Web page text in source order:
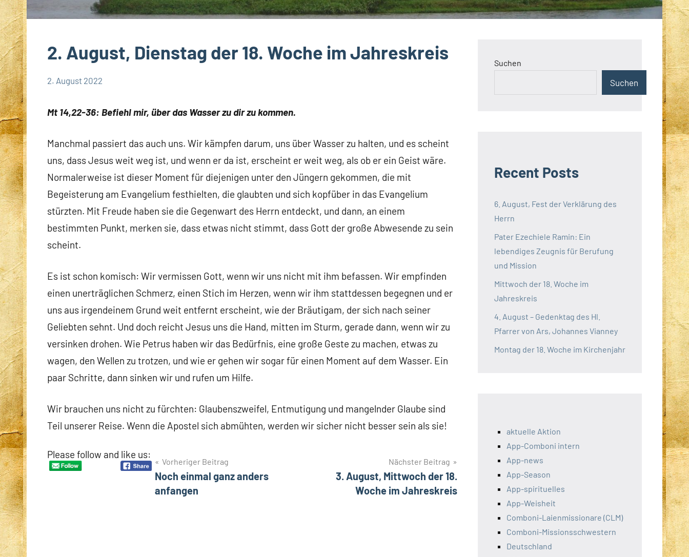
2. August, Dienstag der 18. Woche im Jahreskreis
App-
2. August 2022
Hubert
Mt 14,22-36: Befiehl mir, über das Wasser zu dir zu kommen.
Manchmal passiert das auch uns. Wir kämpfen darum, uns über Wasser zu halten, und es scheint
uns, dass Jesus weit weg ist, und wenn er da ist, erscheint er weit weg, als ob er ein Geist wäre.
Normalerweise ist dieser Moment für diejenigen unter den Jüngern gekommen, die mit
Begeisterung am Evangelium festhielten, die glaubten und sich kopfüber in das Evangelium
stürzten. Mit Freude haben sie die Gegenwart des Herrn entdeckt, und dann, an einem
bestimmten Punkt, merken sie, dass etwas nicht stimmt, dass Gott der große Abwesende zu sein
scheint.
Es ist schon komisch: Wir vermissen Gott, wenn wir uns nicht mit ihm befassen. Wir empfinden
einen unerträglichen Schmerz, einen Stich im Herzen, wenn wir ihm stattdessen begegnen und er
uns aus irgendeinem Grund weit entfernt erscheint, wie der Bräutigam, der sich nach seiner
Geliebten sehnt. Und doch reicht Jesus uns die Hand, mitten im Sturm, gerade dann, wenn wir zu
versinken drohen. Wie Petrus haben wir das Bedürfnis, eine große Geste zu machen, etwas zu
wagen, den Wellen zu trotzen, und wie er gehen wir sogar für einen Moment auf dem Wasser. Ein
paar Schritte, dann sinken wir und rufen um Hilfe.
Wir brauchen uns nicht zu fürchten: Glaubenszweifel, Entmutigung und mangelnder Glaube sind
Teil unserer Reise. Wenn die Apostel sich abmühten, werden wir sicher nicht besser sein als sie!
Please follow and like us:
BeitragsnavigationVorheriger Beitrag
Noch einmal ganz anders
anfangen
Nächster Beitrag
3. August, Mittwoch der 18.
Woche im Jahreskreis
Suchen
Suchen
Recent Posts
6. August, Fest der Verklärung des
Herrn
Pater Ezechiele Ramin: Ein
lebendiges Zeugnis für Berufung
und Mission
Mittwoch der 18. Woche im
Jahreskreis
4. August – Gedenktag des Hl.
Pfarrer von Ars, Johannes Vianney
Montag der 18. Woche im Kirchenjahr
aktuelle Aktion
App-Comboni intern
App-news
App-Season
App-spirituelles
App-Weisheit
Comboni-Laienmissionare (CLM)
Comboni-Missionsschwestern
Deutschland